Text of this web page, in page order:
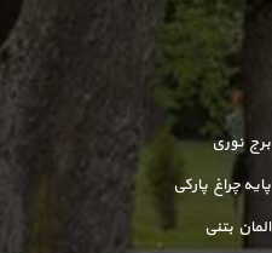
برج نوری
پایه چراغ پارکی
المان بتنی